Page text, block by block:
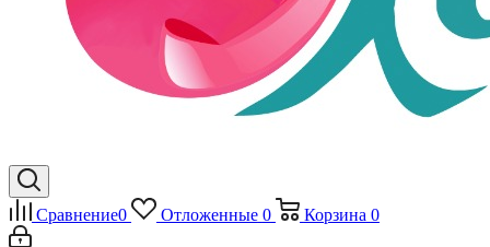
Сравнение0 Отложенные 0 Корзина 0